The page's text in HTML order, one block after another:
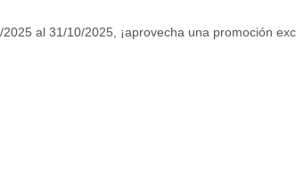
al 31/10/2025, ¡aprovecha una promoción